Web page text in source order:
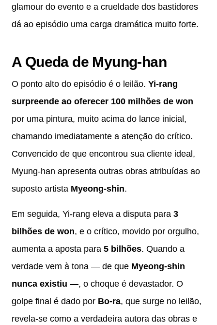
glamour do evento e a crueldade dos bastidores
dá ao episódio uma carga dramática muito forte.
A Queda de Myung-han
O ponto alto do episódio é o leilão. Yi-rang
surpreende ao oferecer 100 milhões de won
por uma pintura, muito acima do lance inicial,
chamando imediatamente a atenção do crítico.
Convencido de que encontrou sua cliente ideal,
Myung-han apresenta outras obras atribuídas ao
suposto artista Myeong-shin.
Em seguida, Yi-rang eleva a disputa para 3
bilhões de won, e o crítico, movido por orgulho,
aumenta a aposta para 5 bilhões. Quando a
verdade vem à tona — de que Myeong-shin
nunca existiu —, o choque é devastador. O
golpe final é dado por Bo-ra, que surge no leilão,
revela-se como a verdadeira autora das obras e